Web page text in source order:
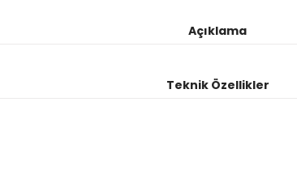
Açıklama
Teknik Özellikler